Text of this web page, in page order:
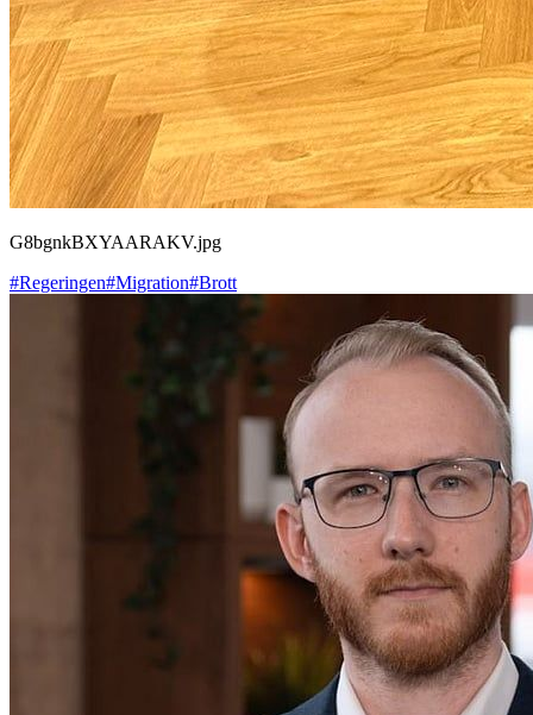
G8bgnkBXYAARAKV.jpg
#Regeringen#Migration#Brott